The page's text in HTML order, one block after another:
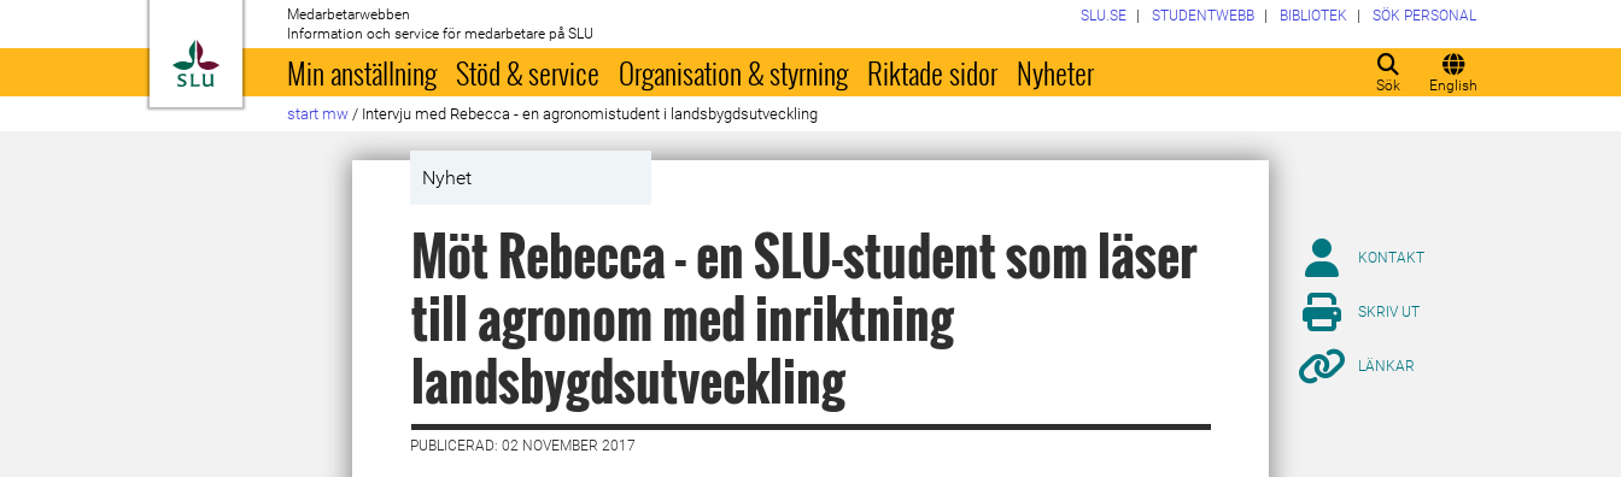
Till startsida
Medarbetarwebben
Information och service för medarbetare på SLU
Sök English
SLU.SE STUDENTWEBB BIBLIOTEK SÖK PERSONAL
Min anställning Stöd & service Organisation & styrning Riktade sidor Nyheter
start mw / Intervju med Rebecca - en agronomistudent i landsbygdsutveckling
Nyhet
Möt Rebecca - en SLU-student som läser
till agronom med inriktning
landsbygdsutveckling
PUBLICERAD: 02 NOVEMBER 2017
KONTAKT
SKRIV UT
LÄNKAR